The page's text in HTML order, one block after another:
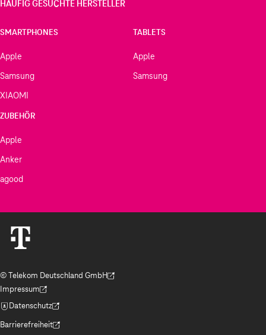
HÄUFIG GESUCHTE HERSTELLER
SMARTPHONES
Apple
Samsung
XIAOMI
TABLETS
Apple
Samsung
ZUBEHÖR
Apple
Anker
agood
© Telekom Deutschland GmbH
(Der Link wird in einem neuen Tab geöffnet)
Impressum
(Der Link wird in einem neuen Tab geöffnet)
Datenschutz
(Der Link wird in einem neuen Tab geöffnet)
Barrierefreiheit
(Der Link wird in einem neuen Tab geöffnet)